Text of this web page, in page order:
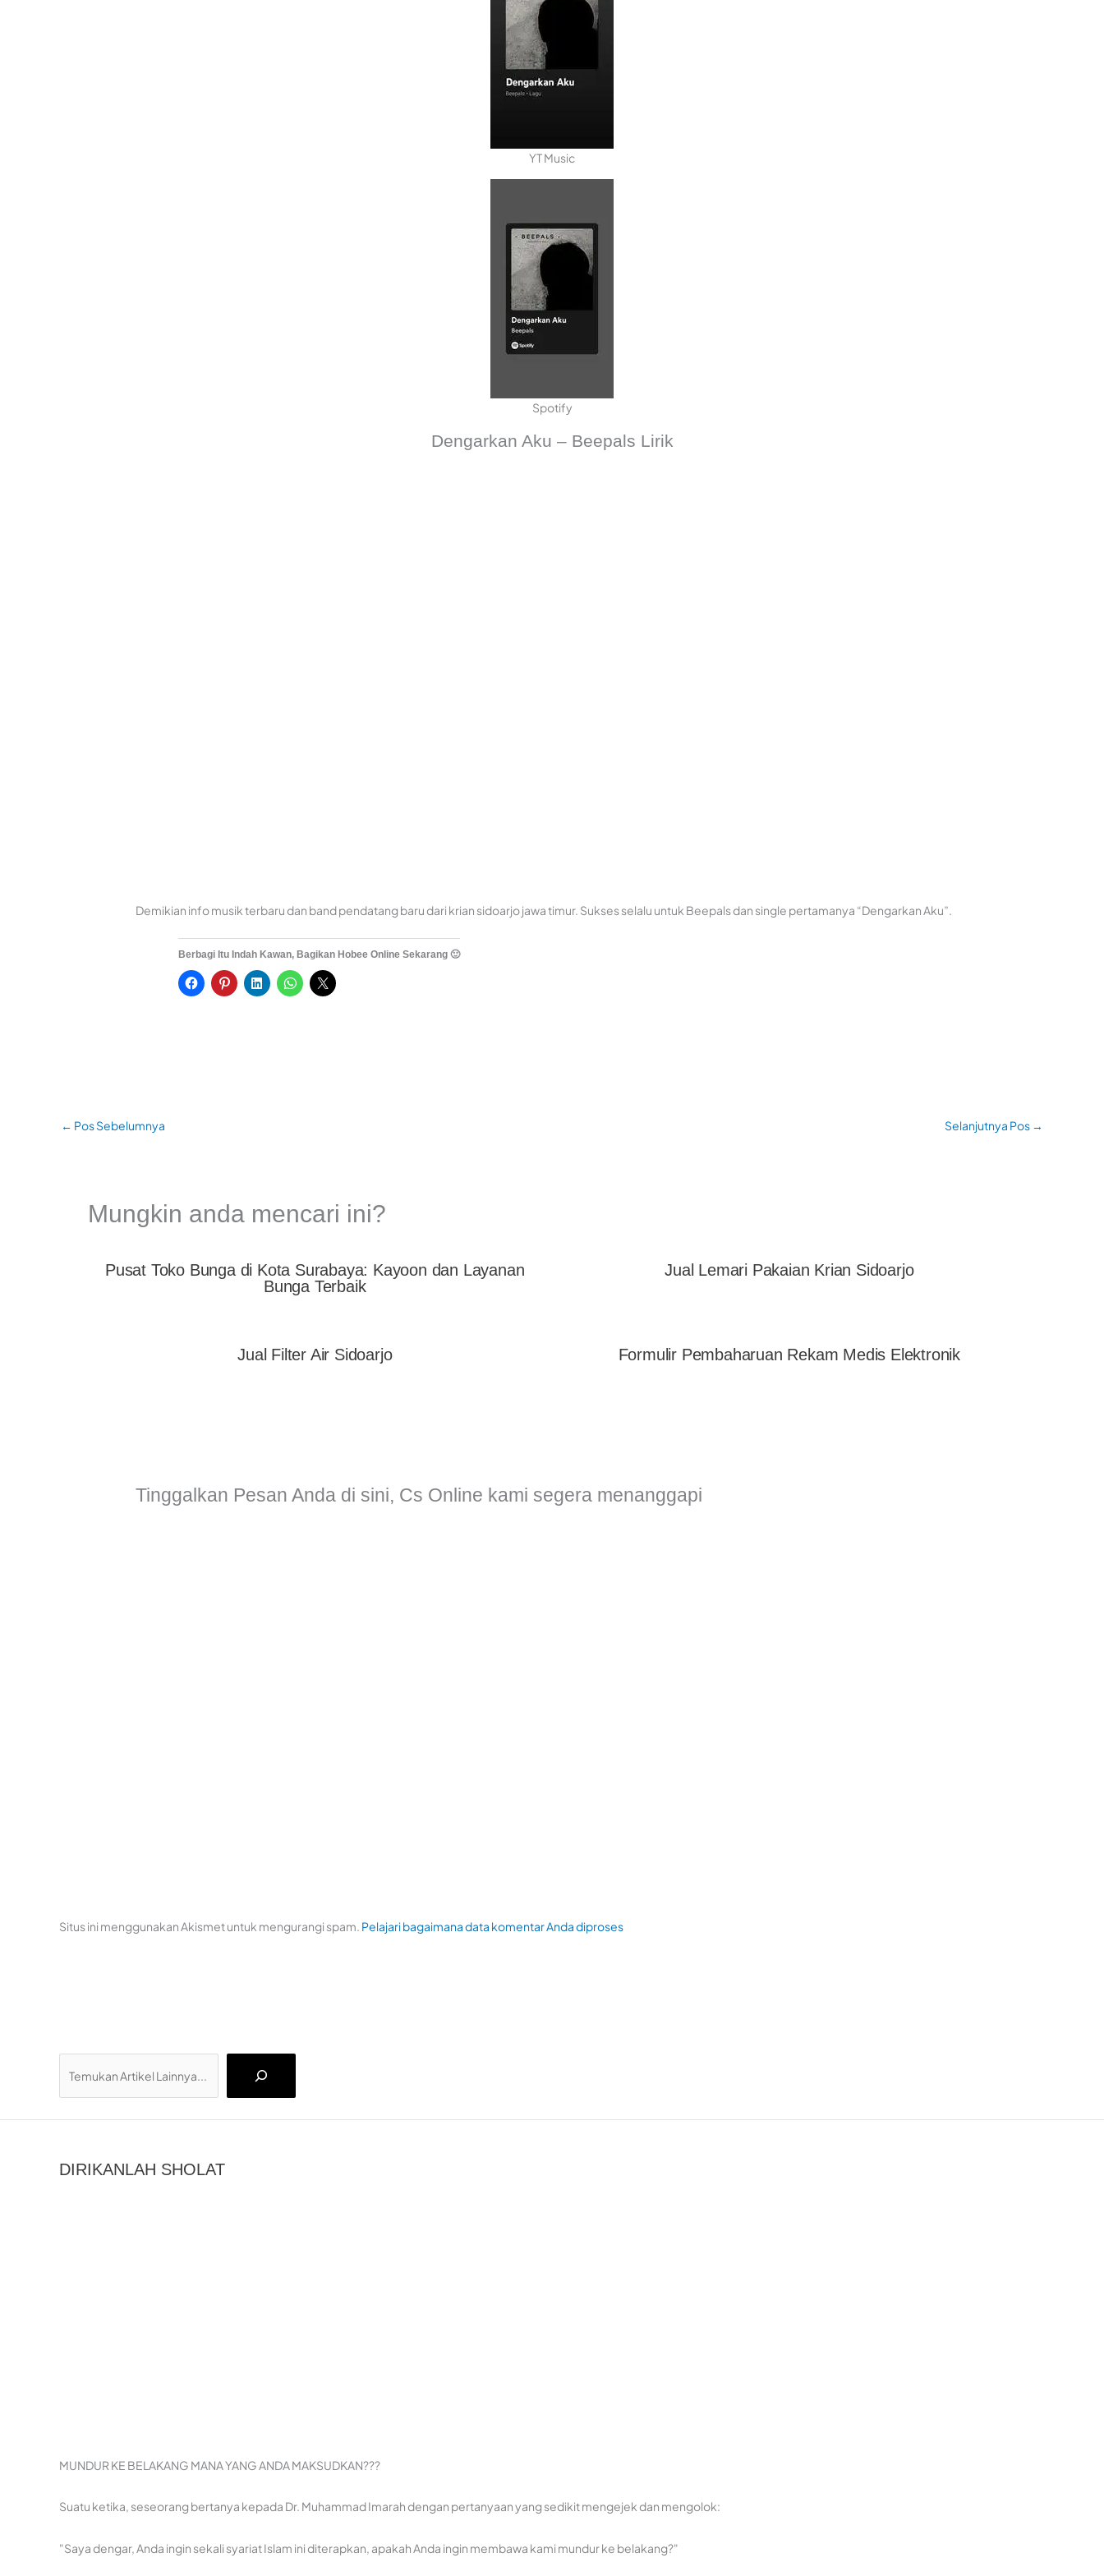
YT Music
Spotify
Dengarkan Aku – Beepals Lirik
Demikian info musik terbaru dan band pendatang baru dari krian sidoarjo jawa timur. Sukses selalu untuk Beepals dan single pertamanya “Dengarkan Aku”.
Berbagi Itu Indah Kawan, Bagikan Hobee Online Sekarang 🙂
← Pos Sebelumnya Selanjutnya Pos →
Mungkin anda mencari ini?
Pusat Toko Bunga di Kota Surabaya: Kayoon dan Layanan
Bunga Terbaik
Jual Lemari Pakaian Krian Sidoarjo
Jual Filter Air Sidoarjo Formulir Pembaharuan Rekam Medis Elektronik
Tinggalkan Pesan Anda di sini, Cs Online kami segera menanggapi
Situs ini menggunakan Akismet untuk mengurangi spam. Pelajari bagaimana data komentar Anda diproses
DIRIKANLAH SHOLAT
MUNDUR KE BELAKANG MANA YANG ANDA MAKSUDKAN???
Suatu ketika, seseorang bertanya kepada Dr. Muhammad Imarah dengan pertanyaan yang sedikit mengejek dan mengolok:
"Saya dengar, Anda ingin sekali syariat Islam ini diterapkan, apakah Anda ingin membawa kami mundur ke belakang?"